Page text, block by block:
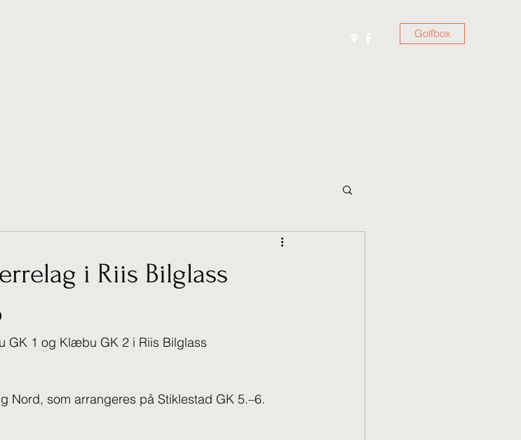
Golfbox
i Riis Bilglass
1 og Klæbu GK 2 i Riis Bilglass
Nord, som arrangeres på Stiklestad GK 5.–6.